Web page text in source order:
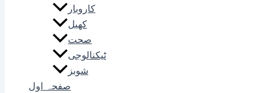
کاروبار
کھیل
صحت
ٹیکنالوجی
شوبز
صفحہ اول